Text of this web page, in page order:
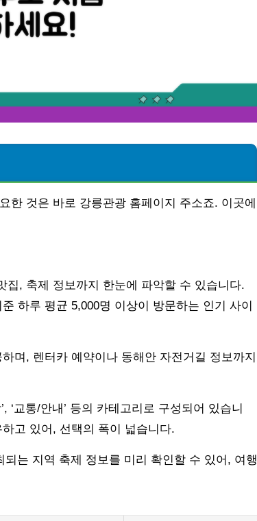
한 것은 바로 강릉관광 홈페이지 주소죠. 이곳에
, 축제 정보까지 한눈에 파악할 수 있습니다.
하루 평균 5,000명 이상이 방문하는 인기 사이
며, 렌터카 예약이나 동해안 자전거길 정보까지
‘교통/안내’ 등의 카테고리로 구성되어 있습니
고 있어, 선택의 폭이 넓습니다.
되는 지역 축제 정보를 미리 확인할 수 있어, 여행